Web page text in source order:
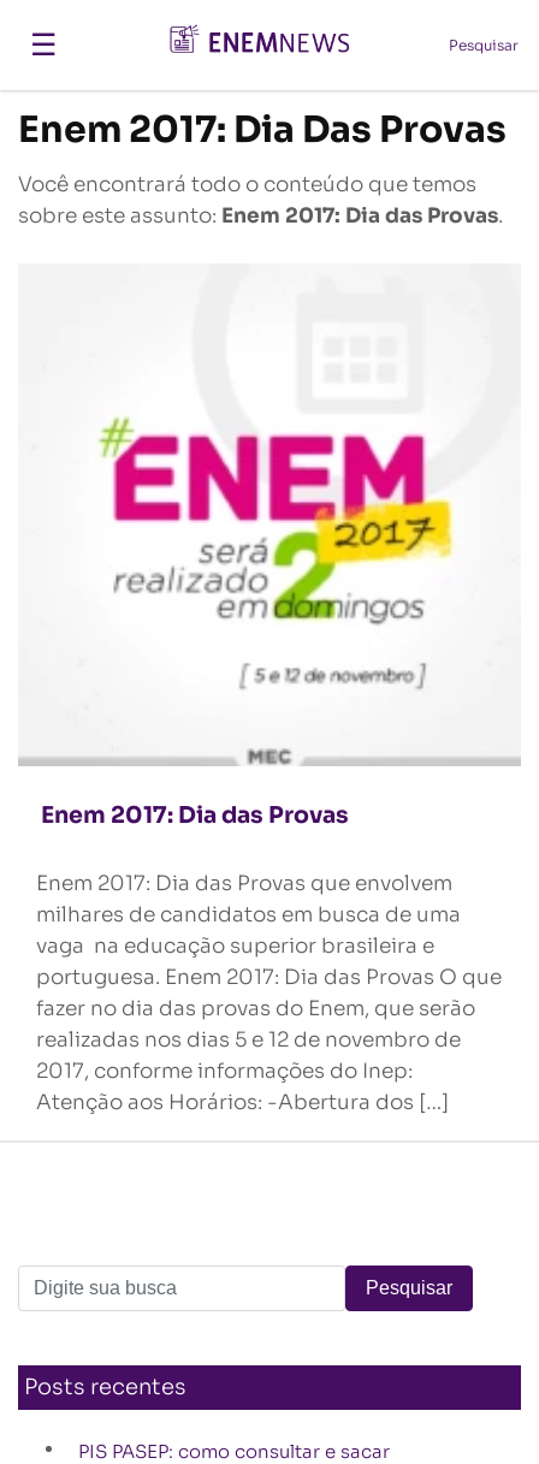
☰ Pesquisar
Enem 2017: Dia Das Provas
Você encontrará todo o conteúdo que temos
sobre este assunto: Enem 2017: Dia das Provas.
Enem 2017: Dia das Provas
Enem 2017: Dia das Provas que envolvem
milhares de candidatos em busca de uma
vaga na educação superior brasileira e
portuguesa. Enem 2017: Dia das Provas O que
fazer no dia das provas do Enem, que serão
realizadas nos dias 5 e 12 de novembro de
2017, conforme informações do Inep:
Atenção aos Horários: -Abertura dos […]
Posts recentes
PIS PASEP: como consultar e sacar